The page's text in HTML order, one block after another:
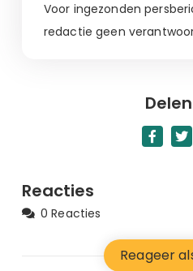
Voor ingezonden
redactie geen
Reacties
0 Reacties
Reageer